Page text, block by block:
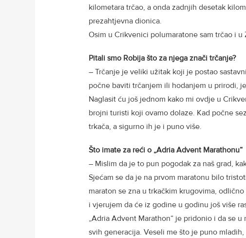
kilometara trčao, a onda zadnjih desetak
prezahtjevna dionica.
Osim u Crikvenici polumaratone sam trčao i u
Pitali smo Robija što za njega znači trčanje?
– Trčanje je veliki užitak koji je postao
počne baviti trčanjem ili hodanjem u prirodi,
Naglasit ću još jednom kako mi ovdje u
brojni turisti koji ovamo dolaze. Kad počne
trkača, a sigurno ih je i puno više.
Što imate za reći o „Adria Advent Marathonu“
– Mislim da je to pun pogodak za naš grad,
Sjećam se da je na prvom maratonu bilo
maraton se zna u trkačkim krugovima,
i vjerujem da će iz godine u godinu još više
„Adria Advent Marathon“ je pridonio i da se
svih generacija. Veseli me što je puno